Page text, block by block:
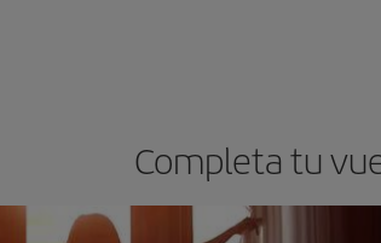
Completa tu